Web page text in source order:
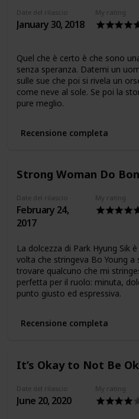
Date del rilascio
January 30, 2018
My rating
Quel che è certo è che sono
senza speranza. Datemi un
sulle sue che poi si rivela un
come neve al sole. Se poi la
pure meglio.
Recensione completa
Strong Woman Do
Date del rilascio
February 24,
2017
My rating
La dolcezza di Park Hyung Sik
volta che stringeva Bo Young
trovare qualcuno che mi
perfetta per il ruolo: minuta,
punto giusto ed espressiva.
Recensione completa
It’s Okay to Not Be
Date del rilascio
June 20, 2020
My rating